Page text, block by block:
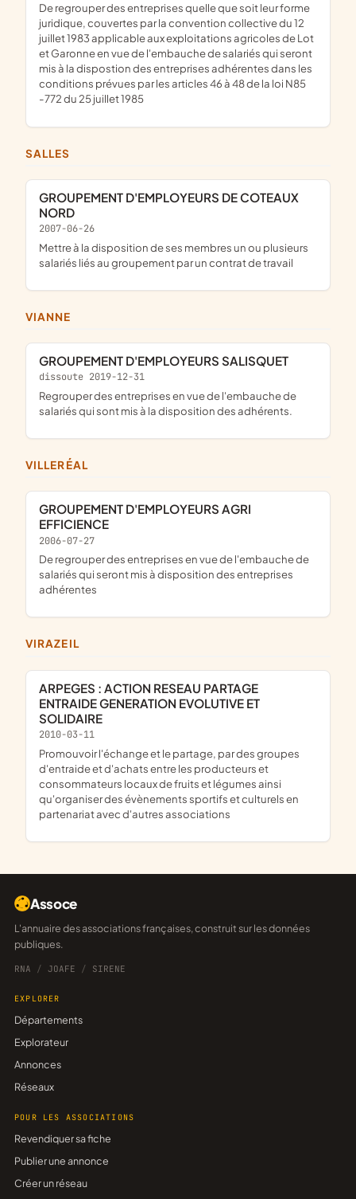
De regrouper des entreprises quelle que soit leur forme
juridique, couvertes par la convention collective du 12
juillet 1983 applicable aux exploitations agricoles de Lot
et Garonne en vue de l'embauche de salariés qui seront
mis à la dispostion des entreprises adhérentes dans les
conditions prévues par les articles 46 à 48 de la loi N85
-772 du 25 juillet 1985
SALLES
GROUPEMENT D'EMPLOYEURS DE COTEAUX
NORD
2007-06-26
mettre à la disposition de ses membres un ou plusieurs
salariés liés au groupement par un contrat de travail
VIANNE
GROUPEMENT D'EMPLOYEURS SALISQUET
dissoute 2019-12-31
Regrouper des entreprises en vue de l'embauche de
salariés qui sont mis à la disposition des adhérents.
VILLERÉAL
GROUPEMENT D'EMPLOYEURS AGRI
EFFICIENCE
2006-07-27
De regrouper des entreprises en vue de l'embauche de
salariés qui seront mis à disposition des entreprises
adhérentes
VIRAZEIL
ARPEGES : ACTION RESEAU PARTAGE
ENTRAIDE GENERATION EVOLUTIVE ET
SOLIDAIRE
2010-03-11
promouvoir l'échange et le partage, par des groupes
d'entraide et d'achats entre les producteurs et
consommateurs locaux de fruits et légumes ainsi
qu'organiser des évènements sportifs et culturels en
partenariat avec d'autres associations
Assoce
L'annuaire des associations françaises, construit sur les données
publiques.
RNA / JOAFE / SIRENE
EXPLORER
Départements
Explorateur
Annonces
Réseaux
POUR LES ASSOCIATIONS
Revendiquer sa fiche
Publier une annonce
Créer un réseau